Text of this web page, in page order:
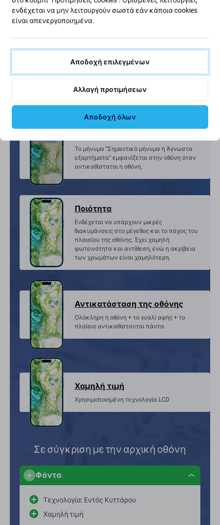
μια νέα μη πρωτότυπη οθόνη, κατασκευασμένη
συσκευής.
Το μήνυμα "Σημαντικό μήνυμα ή Άγνωστα
εξαρτήματα" εμφανίζεται στην οθόνη όταν
αντικαθίσταται η οθόνη.
Ποιότητα
Ενδέχεται να υπάρχουν μικρές
διακυμάνσεις στο μέγεθος και το πάχος του
πλαισίου της οθόνης. Έχει χαμηλή
φωτεινότητα και αντίθεση, ενώ η ακρίβεια
των χρωμάτων είναι χαμηλότερη.
Αντικατάσταση της οθόνης
Ολόκληρη η οθόνη + το γυαλί αφής + το
πλαίσιο αντικαθίστανται πάντα.
Χαμηλή τιμή
Χρησιμοποιημένη τεχνολογία LCD
Σε σύγκριση με την αρχική οθόνη
Φόντα
Τεχνολογία: Εντός Κυττάρου
Χαμηλή τιμή
ενδέχεται να μην λειτουργούν σωστά εάν κάποια cookies
είναι απενεργοποιημένα.
Αποδοχή επιλεγμένων
Αλλαγή προτιμήσεων
Αποδοχή όλων